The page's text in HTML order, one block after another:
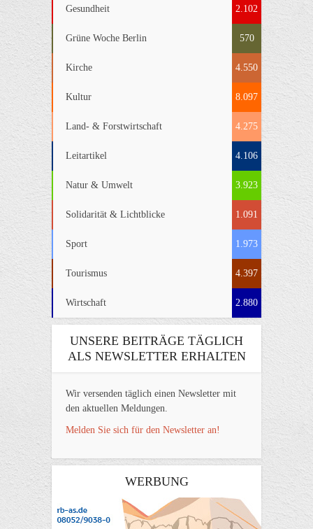
Gesundheit 2.102
Grüne Woche Berlin 570
Kirche 4.550
Kultur 8.097
Land- & Forstwirtschaft 4.275
Leitartikel 4.106
Natur & Umwelt 3.923
Solidarität & Lichtblicke 1.091
Sport 1.973
Tourismus 4.397
Wirtschaft 2.880
UNSERE BEITRÄGE TÄGLICH
ALS NEWSLETTER ERHALTEN
Wir versenden täglich einen Newsletter mit
den aktuellen Meldungen.
Melden Sie sich für den Newsletter an!
WERBUNG